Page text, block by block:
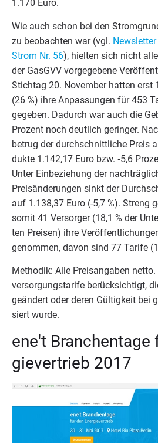
1 .170 Euro.
Wie auch schon bei den
zu beob­ach­ten war (vgl.
Strom Nr. 56), hiel­ten sich nicht
der GasGVV vor­ge­ge­be­ne
Stich­tag 20. Novem­ber hat­ten erst
(26 %) ihre Anpas­sun­gen für453
gege­ben. Dadurch war auch die
Pro­zent noch deut­lich gerin­ger.
betrug der durch­schnitt­li­che Preis
duk­te 1 .142,17 Euro bzw. ‑5,6
Unter Ein­be­zie­hung der
Preis­än­de­run­gen sinkt der
auf 1 .138,37 Euro (-5,7 %). Streng
somit 41 Ver­sor­ger (18,1 % der
ten Prei­sen) ihre
ge­nom­men, davon sind 77 Tari­fe (
Metho­dik: Alle Preis­an­ga­ben
ver­sor­gungs­ta­ri­fe berück­sich­tigt,
geän­dert oder deren Gül­tig­keit bei
siert wurde.
ene't
gie­ver­trieb 2017